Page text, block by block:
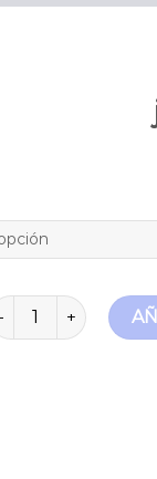
hombre